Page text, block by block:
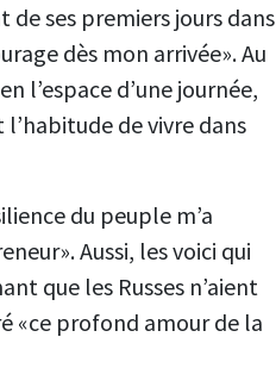
ses premiers jours dans
dès mon arrivée». Au
l’espace d’une journée,
de vivre dans
du peuple m’a
Aussi, les voici qui
que les Russes n’aient
«ce profond amour de la